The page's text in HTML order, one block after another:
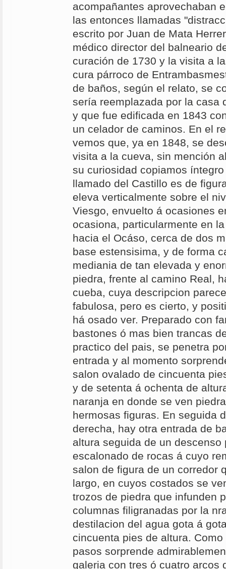
acompañantes aprovechaban
las entonces llamadas
escrito por Juan de Mata
médico director del balneario
curación de 1730 y la visita a
cura párroco de
de baños, según el relato, se
sería reemplazada por la casa
y que fue edificada en 1843
un celador de caminos. En el
vemos que, ya en 1848, se
visita a la cueva, sin mención
su curiosidad copiamos
llamado del Castillo es de
eleva verticalmente sobre el
Viesgo, envuelto á ocasiones
ocasiona, particularmente en
hacia el Ocáso, cerca de dos
base estensisima, y de forma
mediania de tan elevada y
piedra, frente al camino Real,
cueba, cuya descripcion
fabulosa, pero es cierto, y
há osado ver. Preparado con
bastones ó mas bien trancas
practico del pais, se penetra
entrada y al momento
salon ovalado de cincuenta
y de setenta á ochenta de
naranja en donde se ven
hermosas figuras. En seguida
derecha, hay otra entrada de
altura seguida de un descenso
escalonado de rocas á cuyo
salon de figura de un corredor
largo, en cuyos costados se
trozos de piedra que infunden
columnas filigranadas por la
destilacion del agua gota á
cincuenta pies de altura.
pasos sorprende
galeria con tres ó cuatro arcos